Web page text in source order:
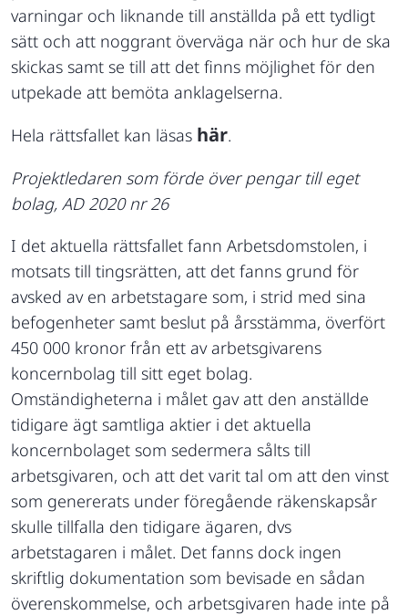
varningar och liknande till anställda på ett tydligt
sätt och att noggrant överväga när och hur de ska
skickas samt se till att det finns möjlighet för den
utpekade att bemöta anklagelserna.
Hela rättsfallet kan läsas här.
Projektledaren som förde över pengar till eget
bolag, AD 2020 nr 26
I det aktuella rättsfallet fann Arbetsdomstolen, i
motsats till tingsrätten, att det fanns grund för
avsked av en arbetstagare som, i strid med sina
befogenheter samt beslut på årsstämma, överfört
450 000 kronor från ett av arbetsgivarens
koncernbolag till sitt eget bolag.
Omständigheterna i målet gav att den anställde
tidigare ägt samtliga aktier i det aktuella
koncernbolaget som sedermera sålts till
arbetsgivaren, och att det varit tal om att den vinst
som genererats under föregående räkenskapsår
skulle tillfalla den tidigare ägaren, dvs
arbetstagaren i målet. Det fanns dock ingen
skriftlig dokumentation som bevisade en sådan
överenskommelse, och arbetsgivaren hade inte på